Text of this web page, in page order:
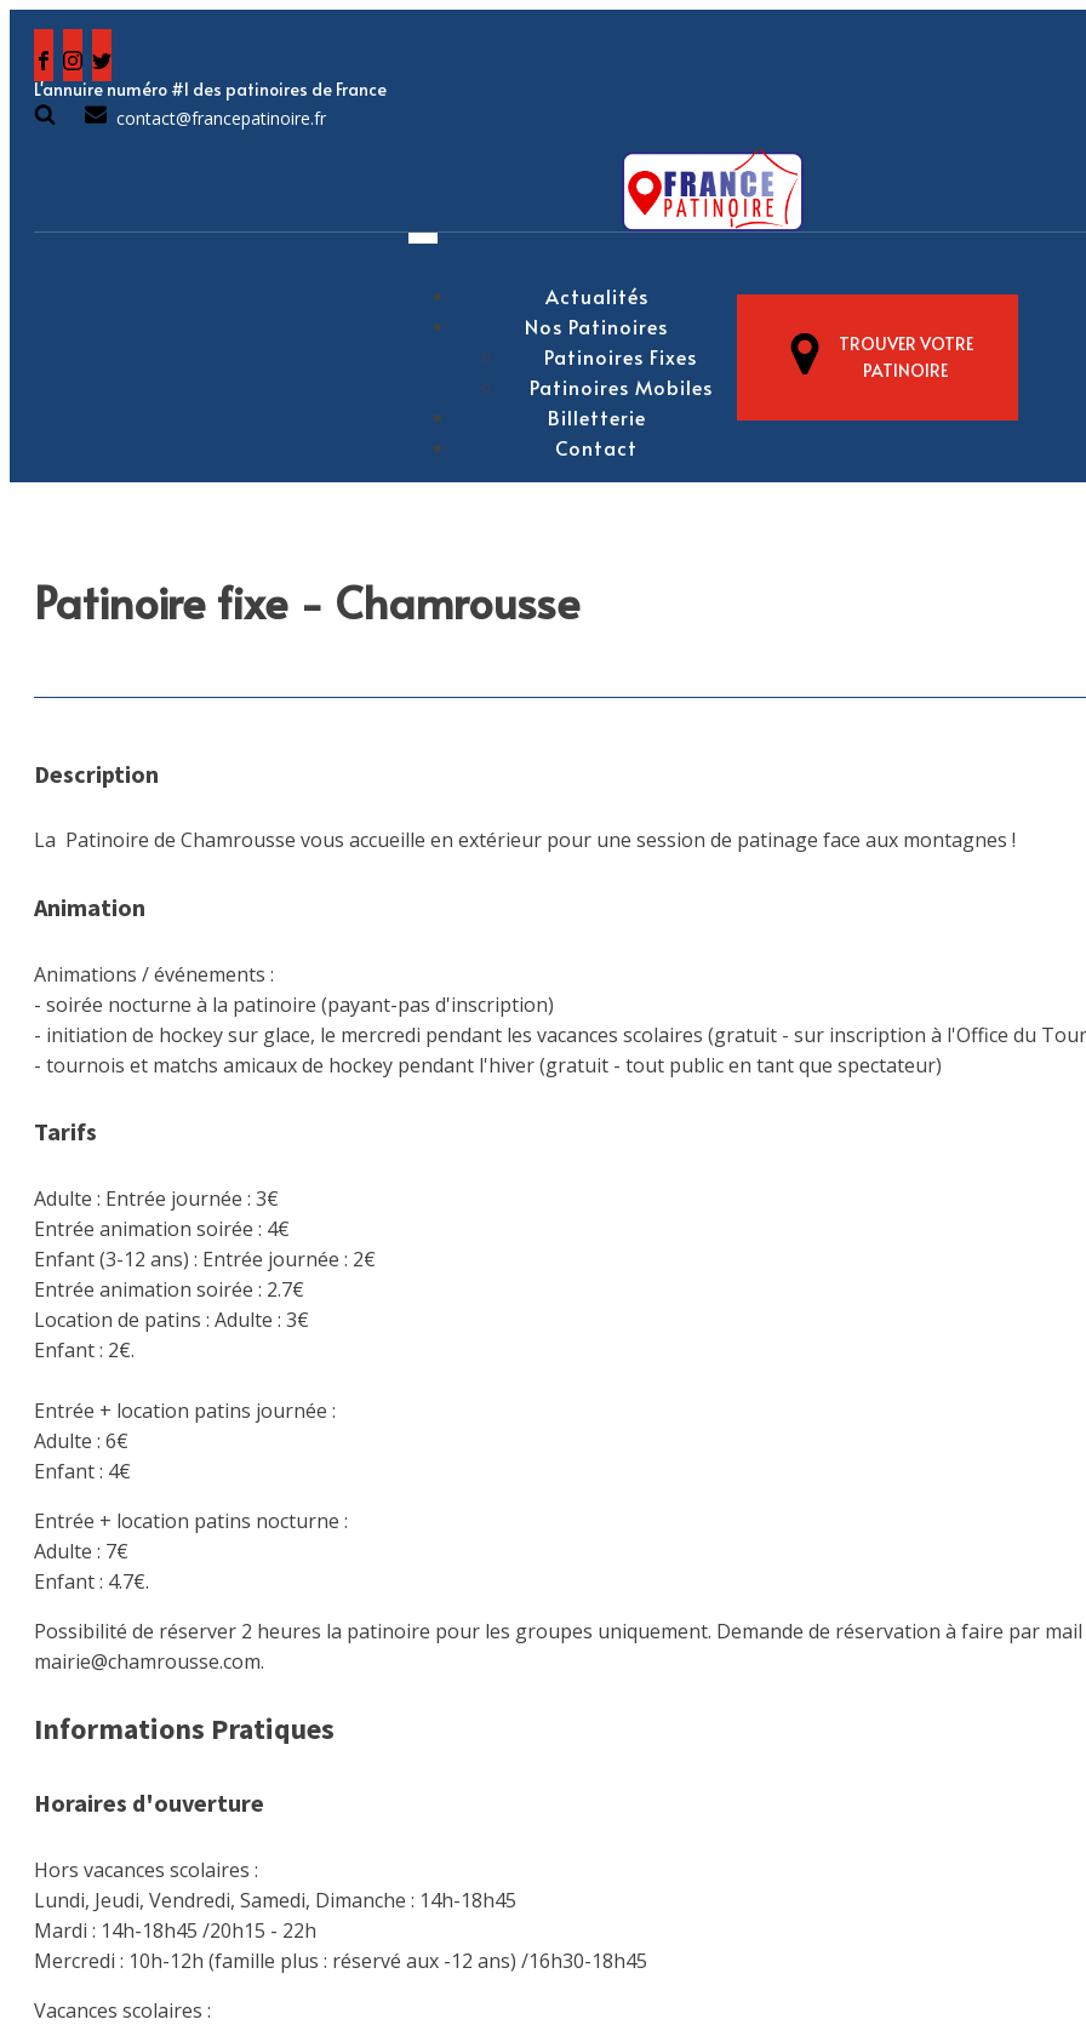
L'annuire numéro #1 des patinoires de France
contact@francepatinoire.fr
Actualités
Nos Patinoires
Patinoires Fixes
Patinoires Mobiles
Billetterie
Contact
TROUVER VOTRE
PATINOIRE
Patinoire fixe - Chamrousse
Description
La Patinoire de Chamrousse vous accueille en extérieur pour une session de patinage face aux montagnes !
Animation
Animations / événements :
- soirée nocturne à la patinoire (payant-pas d'inscription)
- initiation de hockey sur glace, le mercredi pendant les vacances scolaires (gratuit - sur inscription à l'Office du
- tournois et matchs amicaux de hockey pendant l'hiver (gratuit - tout public en tant que spectateur)
Tarifs
Adulte : Entrée journée : 3€
Entrée animation soirée : 4€
Enfant (3-12 ans) : Entrée journée : 2€
Entrée animation soirée : 2.7€
Location de patins : Adulte : 3€
Enfant : 2€.
Entrée + location patins journée :
Adulte : 6€
Enfant : 4€
Entrée + location patins nocturne :
Adulte : 7€
Enfant : 4.7€.
Possibilité de réserver 2 heures la patinoire pour les groupes uniquement. Demande de réservation à faire par mail
mairie@chamrousse.com.
Informations Pratiques
Horaires d'ouverture
Hors vacances scolaires :
Lundi, Jeudi, Vendredi, Samedi, Dimanche : 14h-18h45
Mardi : 14h-18h45 /20h15 - 22h
Mercredi : 10h-12h (famille plus : réservé aux -12 ans) /16h30-18h45
Vacances scolaires :